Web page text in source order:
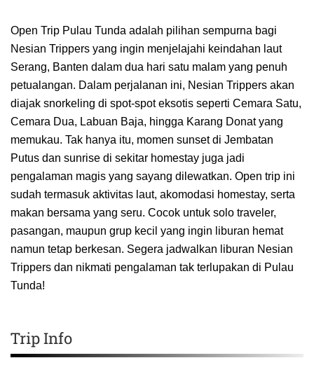
Open Trip Pulau Tunda adalah pilihan sempurna bagi
Nesian Trippers yang ingin menjelajahi keindahan laut
Serang, Banten dalam dua hari satu malam yang penuh
petualangan. Dalam perjalanan ini, Nesian Trippers akan
diajak snorkeling di spot-spot eksotis seperti Cemara Satu,
Cemara Dua, Labuan Baja, hingga Karang Donat yang
memukau. Tak hanya itu, momen sunset di Jembatan
Putus dan sunrise di sekitar homestay juga jadi
pengalaman magis yang sayang dilewatkan. Open trip ini
sudah termasuk aktivitas laut, akomodasi homestay, serta
makan bersama yang seru. Cocok untuk solo traveler,
pasangan, maupun grup kecil yang ingin liburan hemat
namun tetap berkesan. Segera jadwalkan liburan Nesian
Trippers dan nikmati pengalaman tak terlupakan di Pulau
Tunda!
Trip Info